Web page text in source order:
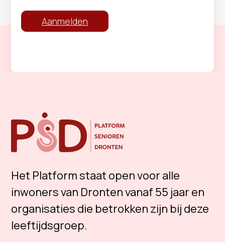
Aanmelden
Het Platform staat open voor alle
inwoners van Dronten vanaf 55 jaar en
organisaties die betrokken zijn bij deze
leeftijdsgroep.